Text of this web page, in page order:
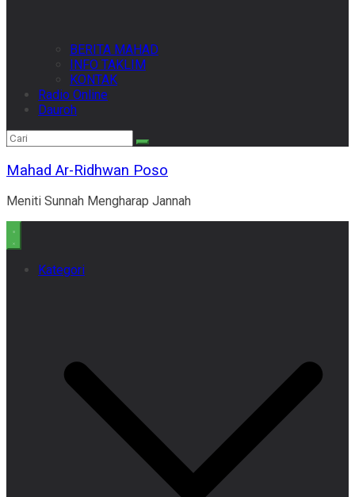
BERITA MAHAD
INFO TAKLIM
KONTAK
Radio Online
Dauroh
Mahad Ar-Ridhwan Poso
Meniti Sunnah Mengharap Jannah
Kategori